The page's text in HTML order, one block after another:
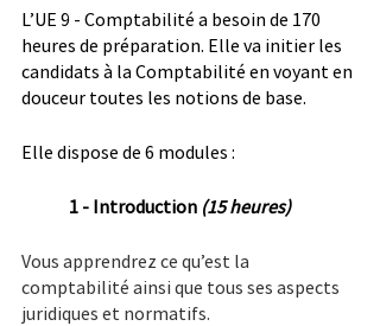
L’UE 9 - Comptabilité a besoin de 170
heures de préparation. Elle va initier les
candidats à la Comptabilité en voyant en
douceur toutes les notions de base.
Elle dispose de 6 modules :
1 - Introduction (15 heures)
Vous apprendrez ce qu’est la
comptabilité ainsi que tous ses aspects
juridiques et normatifs.